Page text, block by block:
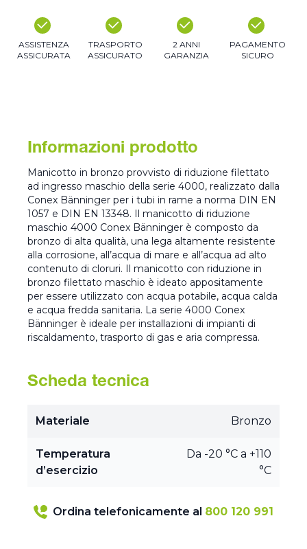
ASSISTENZA
ASSICURATA
TRASPORTO
ASSICURATO
2 ANNI
GARANZIA
PAGAMENTO
SICURO
Informazioni prodotto
Manicotto in bronzo provvisto di riduzione filettato
ad ingresso maschio della serie 4000, realizzato dalla
Conex Bänninger per i tubi in rame a norma DIN EN
1057 e DIN EN 13348. Il manicotto di riduzione
maschio 4000 Conex Bänninger è composto da
bronzo di alta qualità, una lega altamente resistente
alla corrosione, all’acqua di mare e all’acqua ad alto
contenuto di cloruri. Il manicotto con riduzione in
bronzo filettato maschio è ideato appositamente
per essere utilizzato con acqua potabile, acqua calda
e acqua fredda sanitaria. La serie 4000 Conex
Bänninger è ideale per installazioni di impianti di
riscaldamento, trasporto di gas e aria compressa.
Scheda tecnica
Materiale Bronzo
Temperatura
d’esercizio
Da -20 °C a +110
°C
Ordina telefonicamente al 800 120 991